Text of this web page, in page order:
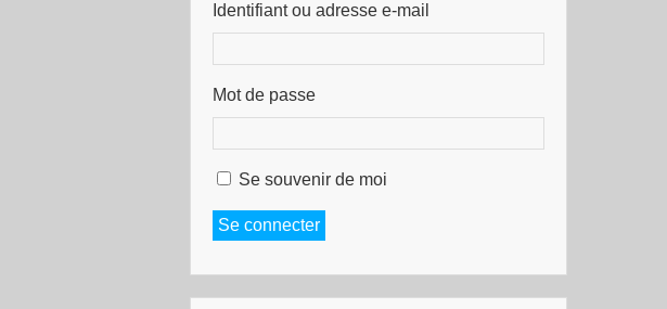
Identifiant ou adresse e-mail
Mot de passe
Se souvenir de moi
Se connecter